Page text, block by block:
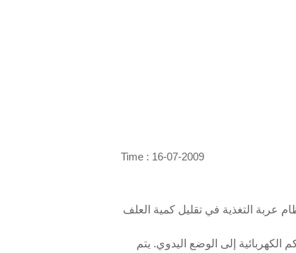
Time : 16-07-2009
عربة التغذية في تقليل كمية العلف
إلى الوضع اليدوي. يتم